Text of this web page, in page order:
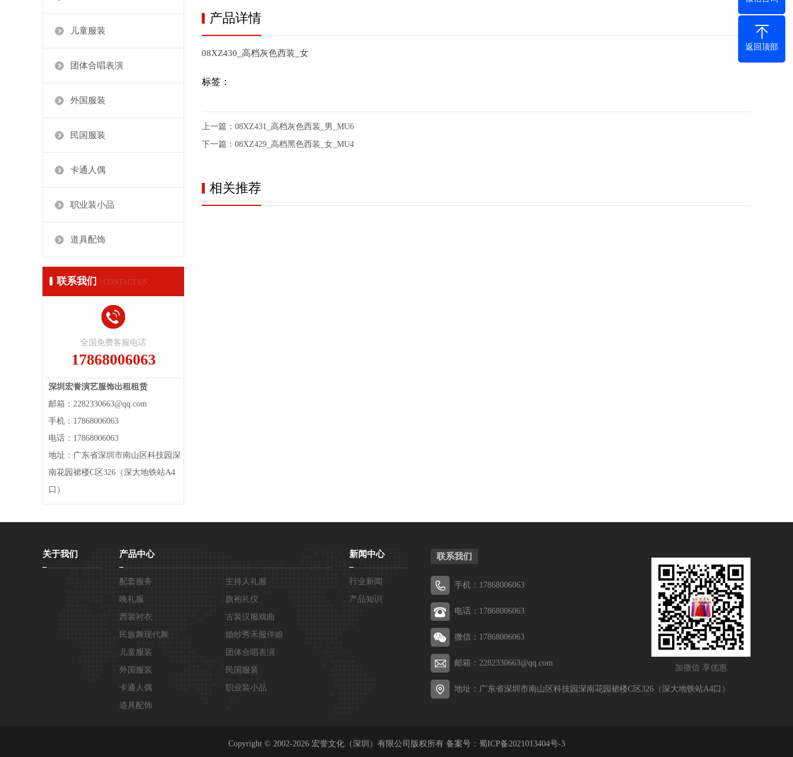
儿童服装
团体合唱表演
外国服装
民国服装
卡通人偶
职业装小品
道具配饰
联系我们 / CONTACT US
全国免费客服电话
17868006063
深圳宏誉演艺服饰出租租赁
邮箱：2282330663@qq.com
手机：17868006063
电话：17868006063
地址：广东省深圳市南山区科技园深
南花园裙楼C区326（深大地铁站A4
口）
产品详情
08XZ430_高档灰色西装_女
标签：
上一篇： 08XZ431_高档灰色西装_男_MU6
下一篇： 08XZ429_高档黑色西装_女_MU4
相关推荐
关于我们 产品中心
配套服务
主持人礼服
晚礼服
旗袍礼仪
西装衬衣
古装汉服戏曲
民族舞现代舞
婚纱秀禾服伴娘
儿童服装
团体合唱表演
外国服装
民国服装
卡通人偶
职业装小品
道具配饰
新闻中心
行业新闻
产品知识
加微信 享优惠
联系我们
手机：17868006063
电话：17868006063
微信：17868006063
邮箱：2282330663@qq.com
地址：广东省深圳市南山区科技园深南花园裙楼C区326（深大地铁站A4口）
Copyright © 2002-2026 宏誉文化（深圳）有限公司版权所有 备案号： 蜀ICP备2021013404号-3
返回顶部